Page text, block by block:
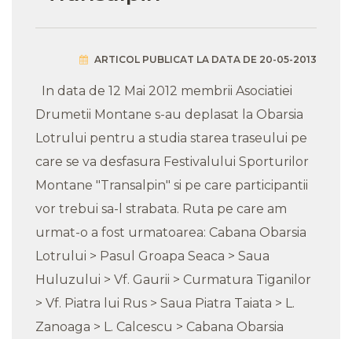
ARTICOL PUBLICAT LA DATA DE 20-05-2013
In data de 12 Mai 2012 membrii Asociatiei
Drumetii Montane s-au deplasat la Obarsia
Lotrului pentru a studia starea traseului pe
care se va desfasura Festivalului Sporturilor
Montane "Transalpin" si pe care participantii
vor trebui sa-l strabata. Ruta pe care am
urmat-o a fost urmatoarea: Cabana Obarsia
Lotrului > Pasul Groapa Seaca > Saua
Huluzului > Vf. Gaurii > Curmatura Tiganilor
> Vf. Piatra lui Rus > Saua Piatra Taiata > L.
Zanoaga > L. Calcescu > Cabana Obarsia